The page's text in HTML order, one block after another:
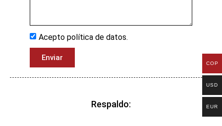
Acepto política de datos.
Enviar
Respaldo:
COP
USD
EUR